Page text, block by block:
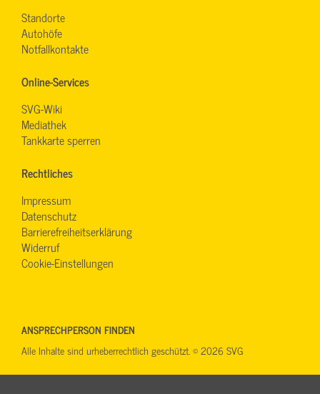
Standorte
Autohöfe
Notfallkontakte
Online-Services
SVG-Wiki
Mediathek
Tankkarte sperren
Rechtliches
Impressum
Datenschutz
Barrierefreiheitserklärung
Widerruf
Cookie-Einstellungen
ANSPRECHPERSON FINDEN
Alle Inhalte sind urheberrechtlich geschützt. © 2026 SVG